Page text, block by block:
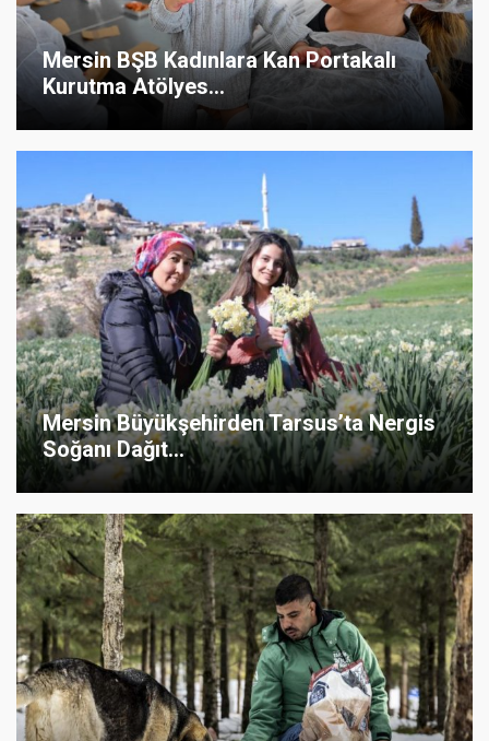
Mersin BŞB Kadınlara Kan Portakalı
Kurutma Atölyes...
Mersin Büyükşehirden Tarsus’ta Nergis
Soğanı Dağıt...